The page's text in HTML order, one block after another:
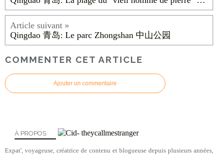
Qingdao 青岛: Le parc Zhongshan 中山公园
COMMENTER CET ARTICLE
Ajouter un commentaire
À PROPOS
Expat', voyageuse, créatrice de contenu et blogueuse depuis plusieurs années,